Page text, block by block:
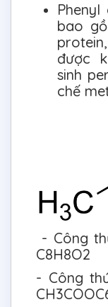
bao
được
sinh
chế
- Công
C8H8O2
- Công